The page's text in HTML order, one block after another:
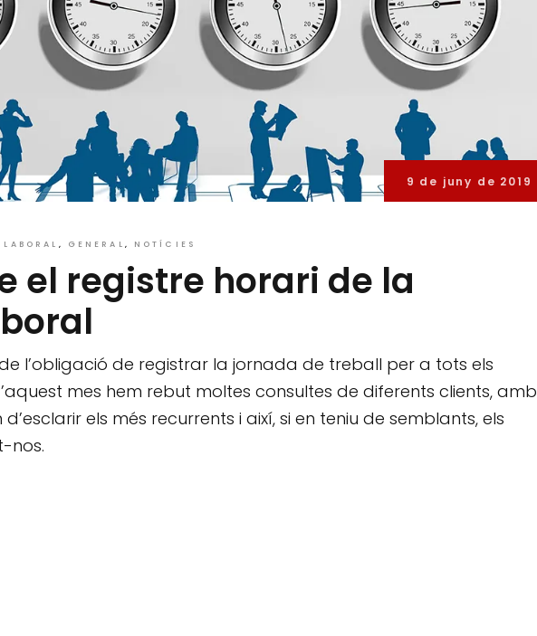
9 de juny de 2019
GENERAL NOTÍCIES
el registre horari de la
l’obligació de registrar la jornada de treball per a tots els
mes hem rebut moltes consultes de diferents clients, amb
els més recurrents i així, si en teniu de semblants, els
nos.